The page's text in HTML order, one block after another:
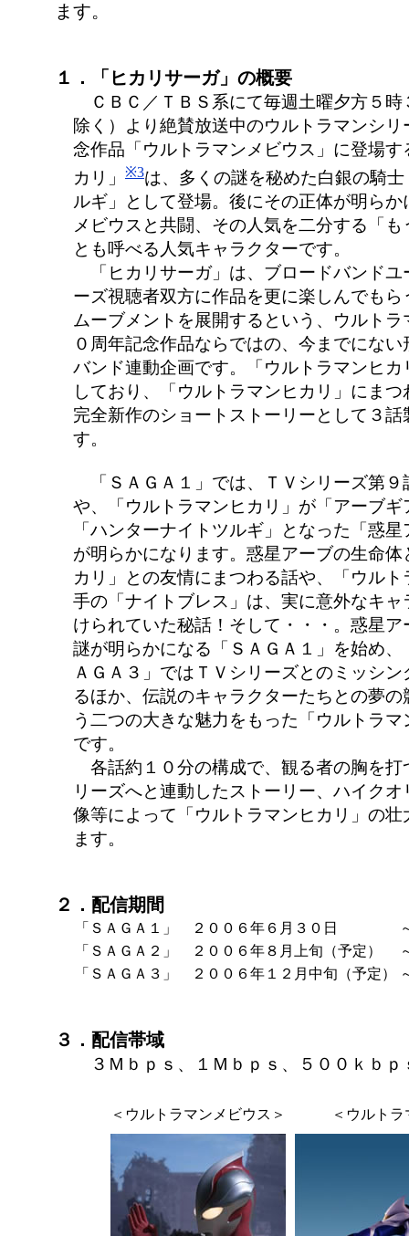
ます。
１．「ヒカリサーガ」の概要
ＣＢＣ／ＴＢＳ系にて毎週土曜夕方５時
除く）より絶賛放送中のウルトラマンシ
念作品「ウルトラマンメビウス」に登場
カリ」
※3は、多くの謎を秘めた白銀の騎
ルギ」として登場。後にその正体が明ら
メビウスと共闘、その人気を二分する「
とも呼べる人気キャラクターです。
「ヒカリサーガ」は、ブロードバンドユ
ーズ視聴者双方に作品を更に楽しんでも
ムーブメントを展開するという、ウルト
０周年記念作品ならではの、今までにな
バンド連動企画です。「ウルトラマンヒ
しており、「ウルトラマンヒカリ」にま
完全新作のショートストーリーとして３
す。
「ＳＡＧＡ１」では、ＴＶシリーズ第９
や、「ウルトラマンヒカリ」が「アーブギ
「ハンターナイトツルギ」となった「惑
が明らかになります。惑星アーブの生命
カリ」との友情にまつわる話や、「ウル
手の「ナイトブレス」は、実に意外なキ
けられていた秘話！そして・・・。惑星
謎が明らかになる「ＳＡＧＡ１」を始め
ＡＧＡ３」ではＴＶシリーズとのミッシ
るほか、伝説のキャラクターたちとの夢
う二つの大きな魅力をもった「ウルトラ
です。
各話約１０分の構成で、観る者の胸を打
リーズへと連動したストーリー、ハイク
像等によって「ウルトラマンヒカリ」の
ます。
２．配信期間
「ＳＡＧＡ１」 ２００６年６月３０日
「ＳＡＧＡ２」 ２００６年８月上旬（予定）
「ＳＡＧＡ３」 ２００６年１２月中旬（予定）
３．配信帯域
３Ｍｂｐｓ、１Ｍｂｐｓ、５００ｋｂｐ
＜ウルトラマンメビウス＞ ＜ウルト